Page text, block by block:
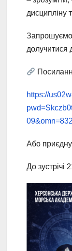
дисципліну
Запрошуємо
долучитися
https://
Або
До зустрічі